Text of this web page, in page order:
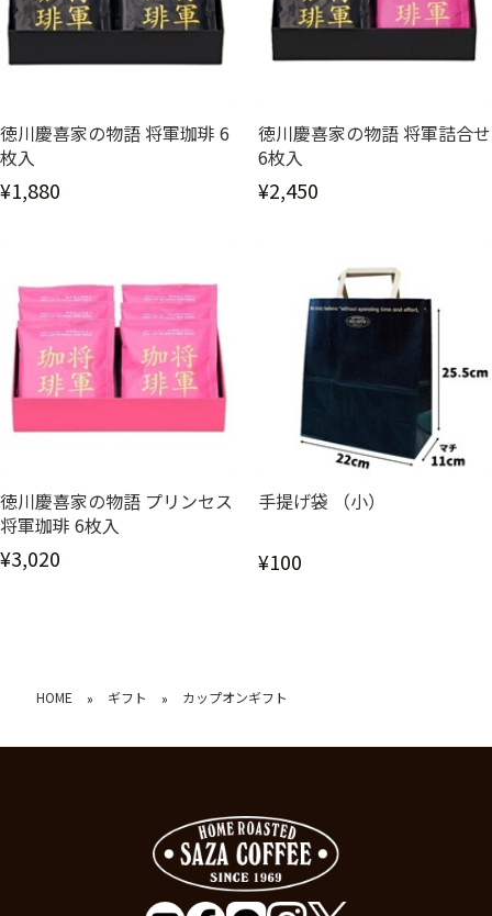
徳川慶喜家の物語 将軍珈琲 6
枚入
¥1,880
徳川慶喜家の物語 将軍詰合せ
6枚入
¥2,450
徳川慶喜家の物語 プリンセス
将軍珈琲 6枚入
¥3,020
手提げ袋 （小）
¥100
HOME » ギフト » カップオンギフト